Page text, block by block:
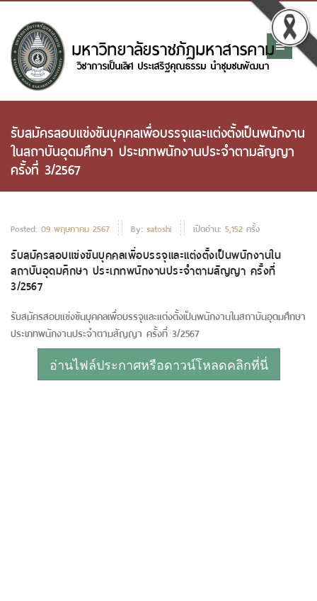
รับสมัครสอบแข่งขันบุคคลเพื่อบรรจุและแต่งตั้งเป็นพนักงาน
ในสถาบันอุดมศึกษา ประเภทพนักงานประจำตามสัญญา
ครั้งที่ 3/2567
Posted: 09 พฤษภาคม 2567 By: satoshi เปิดอ่าน: 5,152 ครั้ง
รับสมัครสอบแข่งขันบุคคลเพื่อบรรจุและแต่งตั้งเป็นพนักงานใน
สถาบันอุดมศึกษา ประเภทพนักงานประจำตามสัญญา ครั้งที่
3/2567
รับสมัครสอบแข่งขันบุคคลเพื่อบรรจุและแต่งตั้งเป็นพนักงานในสถาบันอุดมศึกษา
ประเภทพนักงานประจำตามสัญญา ครั้งที่ 3/2567
อ่านไฟล์ประกาศหรือดาวน์โหลดคลิกที่นี่